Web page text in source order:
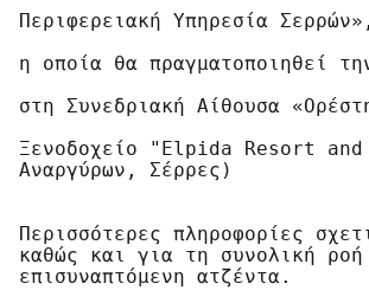
Περιφερειακή Υπηρεσία Σερρών»,
η οποία θα πραγματοποιηθεί
στη Συνεδριακή Αίθουσα
Ξενοδοχείο "Elpida Resort
Αναργύρων, Σέρρες)
Περισσότερες πληροφορίες
καθώς και για τη συνολική
επισυναπτόμενη ατζέντα.